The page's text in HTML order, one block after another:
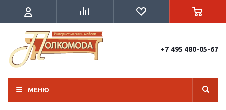
+7 495 480-05-67
МЕНЮ